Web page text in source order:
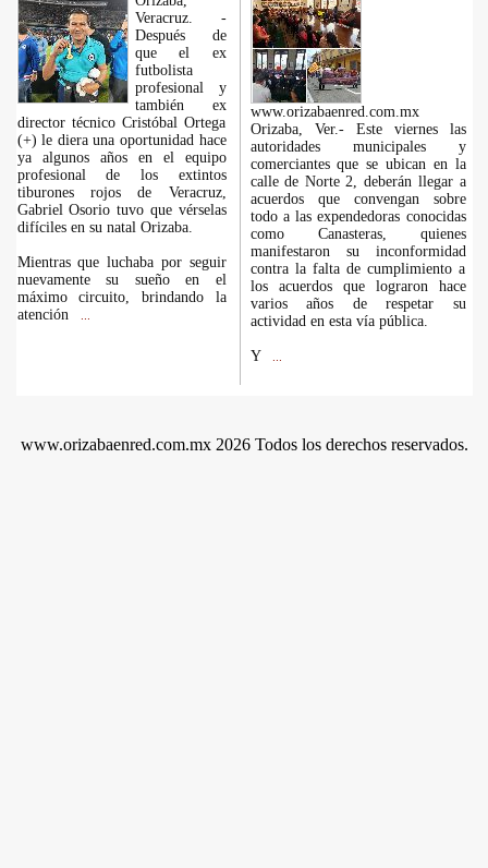
Veracruz. -
Después de
que el ex
futbolista
profesional y
también ex
director técnico Cristóbal Ortega
(+) le diera una oportunidad hace
ya algunos años en el equipo
profesional de los extintos
tiburones rojos de Veracruz,
Gabriel Osorio tuvo que vérselas
difíciles en su natal Orizaba.
Mientras que luchaba por seguir
nuevamente su sueño en el
máximo circuito, brindando la
atención
www.orizabaenred.com.mx
Orizaba, Ver.- Este viernes las
autoridades municipales y
comerciantes que se ubican en la
calle de Norte 2, deberán llegar a
acuerdos que convengan sobre
todo a las expendedoras conocidas
como Canasteras, quienes
manifestaron su inconformidad
contra la falta de cumplimiento a
los acuerdos que lograron hace
varios años de respetar su
actividad en esta vía pública.
Y
www.orizabaenred.com.mx 2026 Todos los derechos reservados.